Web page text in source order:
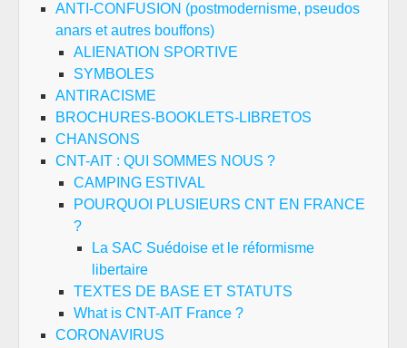
ANTI-CONFUSION (postmodernisme, pseudos
anars et autres bouffons)
ALIENATION SPORTIVE
SYMBOLES
ANTIRACISME
BROCHURES-BOOKLETS-LIBRETOS
CHANSONS
CNT-AIT : QUI SOMMES NOUS ?
CAMPING ESTIVAL
POURQUOI PLUSIEURS CNT EN FRANCE
?
La SAC Suédoise et le réformisme
libertaire
TEXTES DE BASE ET STATUTS
What is CNT-AIT France ?
CORONAVIRUS